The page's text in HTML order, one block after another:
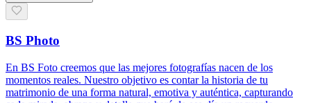
BS Photo
En BS Foto creemos que las mejores fotografías nacen de los
momentos reales. Nuestro objetivo es contar la historia de tu
matrimonio de una forma natural, emotiva y auténtica, capturando